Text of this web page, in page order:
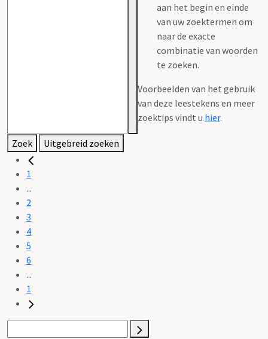
aan het begin en einde
van uw zoektermen om
naar de exacte
combinatie van woorden
te zoeken.
Voorbeelden van het gebruik
van deze leestekens en meer
zoektips vindt u hier.
Zoek Uitgebreid zoeken
1
...
2
3
4
5
6
...
1